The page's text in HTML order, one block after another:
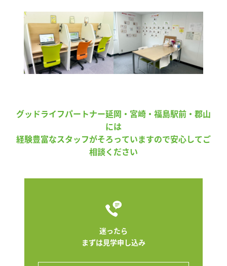
グッドライフパートナー延岡・宮崎・福島駅前・郡山
には
経験豊富なスタッフがそろっていますので安心してご
相談ください
迷ったら
まずは見学申し込み